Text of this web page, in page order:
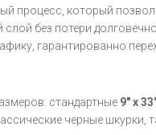
процесс, который
без потери
гарантированно
стандартные 9" x
черные шкурки,